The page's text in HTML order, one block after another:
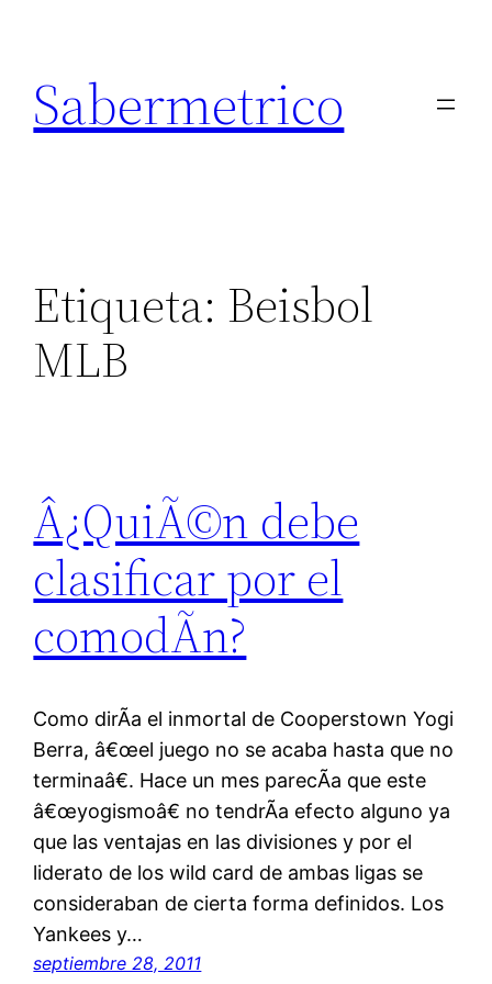
contenido
Sabermetrico
Etiqueta: Beisbol
MLB
Â¿QuiÃ©n debe
clasificar por el
comodÃ­n?
Como dirÃ­a el inmortal de Cooperstown Yogi
Berra, â€œel juego no se acaba hasta que no
terminaâ€. Hace un mes parecÃ­a que este
â€œyogismoâ€ no tendrÃ­a efecto alguno ya
que las ventajas en las divisiones y por el
liderato de los wild card de ambas ligas se
consideraban de cierta forma definidos. Los
Yankees y…
septiembre 28, 2011